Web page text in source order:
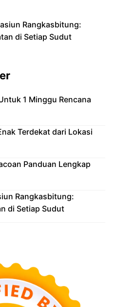
Rangkasbitung:
di Setiap Sudut
1 Minggu Rencana
Terdekat dari Lokasi
Panduan Lengkap
Rangkasbitung:
di Setiap Sudut